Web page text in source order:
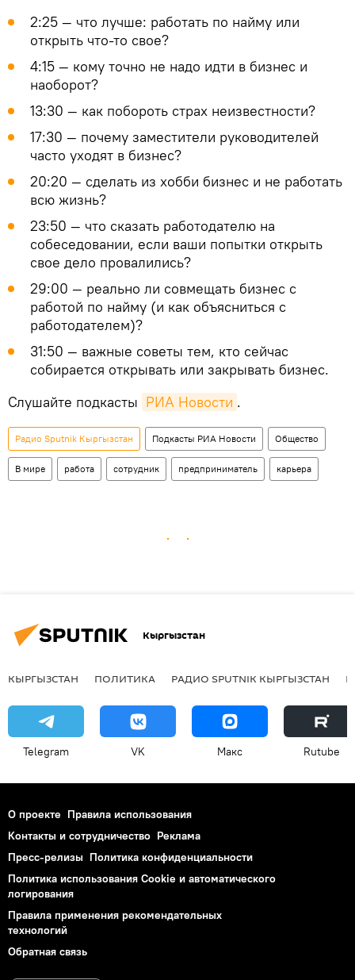
2:25 — что лучше: работать по найму или
открыть что-то свое?
4:15 — кому точно не надо идти в бизнес и
наоборот?
13:30 — как побороть страх неизвестности?
17:30 — почему заместители руководителей
часто уходят в бизнес?
20:20 — сделать из хобби бизнес и не работать
всю жизнь?
23:50 — что сказать работодателю на
собеседовании, если ваши попытки открыть
свое дело провалились?
29:00 — реально ли совмещать бизнес с
работой по найму (и как объясниться с
работодателем)?
31:50 — важные советы тем, кто сейчас
собирается открывать или закрывать бизнес.
Слушайте подкасты РИА Новости .
Радио Sputnik Кыргызстан Подкасты РИА Новости Общество
В мире работа сотрудник предприниматель карьера
Кыргызстан
КЫРГЫЗСТАН ПОЛИТИКА РАДИО SPUTNIK КЫРГЫЗСТАН
Telegram VK Макс Rutube
О проекте Правила использования
Контакты и сотрудничество Реклама
Пресс-релизы Политика конфиденциальности
Политика использования Cookie и автоматического
логирования
Правила применения рекомендательных
технологий
Обратная связь